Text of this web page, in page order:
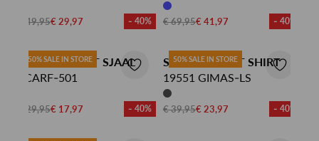
€ 49,95€ 29,97 - 40% € 69,95€ 41,97 - 40%
50% SALE IN STORE
SISTERS POINT SJAAL
SCARF-501
€ 29,95€ 17,97 - 40%
50% SALE IN STORE
SISTERS POINT SHIRT
19551 GIMAS-LS
€ 39,95€ 23,97 - 40%